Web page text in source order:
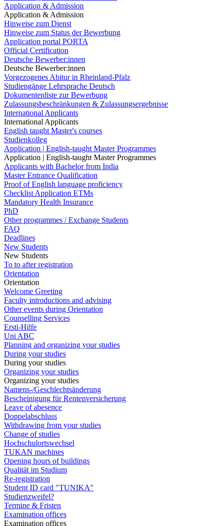
Application & Admission
Application & Admission
Hinweise zum Dienst
Hinweise zum Status der Bewerbung
Application portal PORTA
Official Certification
Deutsche Bewerber:innen
Deutsche Bewerber:innen
Vorgezogenes Abitur in Rheinland-Pfalz
Studiengänge Lehrsprache Deutsch
Dokumentenliste zur Bewerbung
Zulassungsbeschränkungen & Zulassungsergebnisse
International Applicants
International Applicants
English taught Master's courses
Studienkolleg
Application | English-taught Master Programmes
Application | English-taught Master Programmes
Applicants with Bachelor from India
Master Entrance Qualification
Proof of English language proficiency
Checklist Application ETMs
Mandatory Health Insurance
PhD
Other programmes / Exchange Students
FAQ
Deadlines
New Students
New Students
To to after registration
Orientation
Orientation
Welcome Greeting
Faculty introductions and advising
Other events during Orientation
Counselling Services
Ersti-Hilfe
Uni ABC
Planning and organizing your studies
During your studies
During your studies
Organizing your studies
Organizing your studies
Namens-/Geschlechtsänderung
Bescheinigung für Rentenversicherung
Leave of abesence
Doppelabschluss
Withdrawing from your studies
Change of studies
Hochschulortswechsel
TUKAN machines
Opening hours of buildings
Qualität im Studium
Re-registration
Student ID card "TUNIKA"
Studienzweifel?
Termine & Fristen
Examination offices
Examination offices